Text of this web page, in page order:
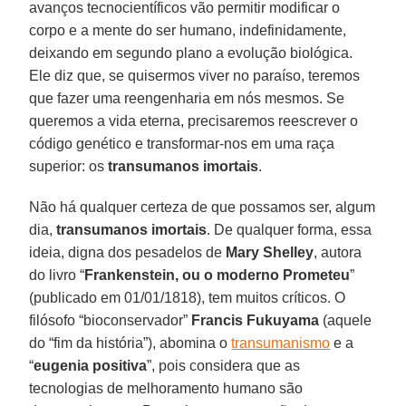
avanços tecnocientíficos vão permitir modificar o
corpo e a mente do ser humano, indefinidamente,
deixando em segundo plano a evolução biológica.
Ele diz que, se quisermos viver no paraíso, teremos
que fazer uma reengenharia em nós mesmos. Se
queremos a vida eterna, precisaremos reescrever o
código genético e transformar-nos em uma raça
superior: ostransumanos imortais.
Não há qualquer certeza de que possamos ser, algum
dia,transumanos imortais. De qualquer forma, essa
ideia, digna dos pesadelos de Mary Shelley, autora
do livro “Frankenstein, ou o moderno Prometeu”
(publicado em 01/01/1818), tem muitos críticos. O
filósofo “bioconservador” Francis Fukuyama (aquele
do “fim da história”), abomina otransumanismo e a
“eugenia positiva”, pois considera que as
tecnologias de melhoramento humano são